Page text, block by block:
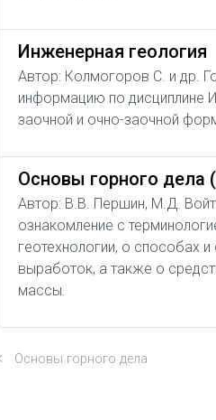
Инженерная геология
Автор: Колмогоров С. и др.
информацию по дисциплине
заочной и очно-заочной
Основы горного дела
Автор: В.В. Першин, М.Д.
ознакомление с
геотехнологии, о способах
выработок, а также о
массы.
Основы горного дела